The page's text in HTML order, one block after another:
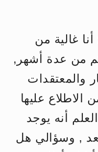
الجماعة >> المزيد
الجماعة >> المزيد
وتعرّف على حقيقة
وأهداف >> المزيد
غالية من
من عدة أشهر,
والمعتقدات
الاطلاع عليها
أنه يوجد
بعد , وسؤالي هل